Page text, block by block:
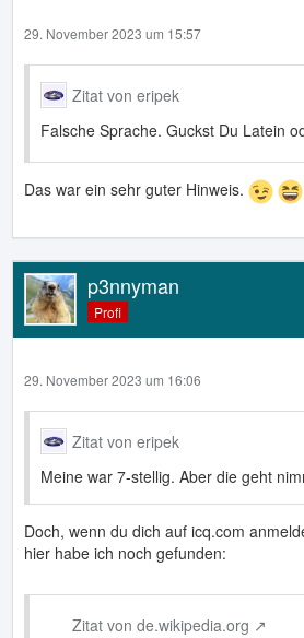
29. November 2023 um 15:57
Zitat von eripek
Falsche Sprache. Guckst Du Latein
Das war ein sehr guter Hinweis.
p3nnyman
Profi
29. November 2023 um 16:06
Zitat von eripek
Meine war 7-stellig. Aber die geht
Doch, wenn du dich auf icq.com
hier habe ich noch gefunden:
Zitat von de.wikipedia.org